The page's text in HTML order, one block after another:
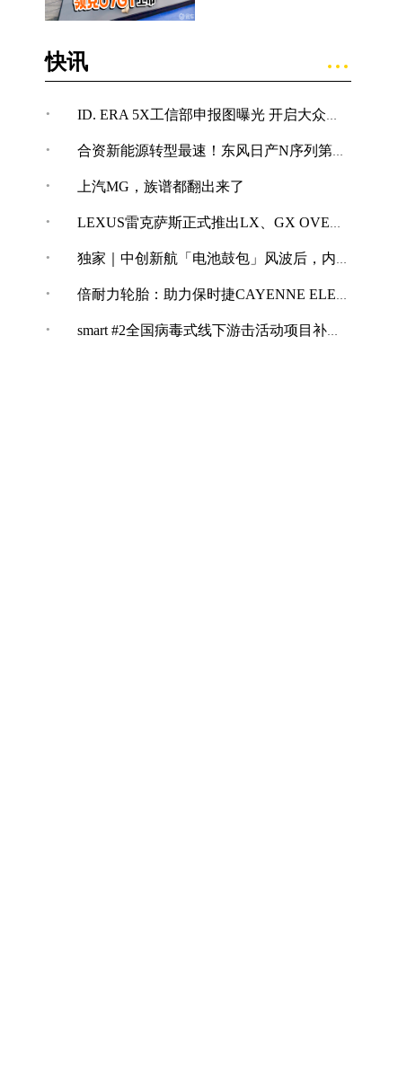
快讯
· ID. ERA 5X工信部申报图曝光 开启大众纯电SUV新体验
· 合资新能源转型最速！东风日产N序列第四款车型NX7亮相
· 上汽MG，族谱都翻出来了
· LEXUS雷克萨斯正式推出LX、GX OVERTRAIL“黑马藏金版”车型
· 独家｜中创新航「电池鼓包」风波后，内部紧急开展技术改革
· 倍耐力轮胎：助力保时捷CAYENNE ELECTRIC创纪录加速表现
· smart #2全国病毒式线下游击活动项目补充公告